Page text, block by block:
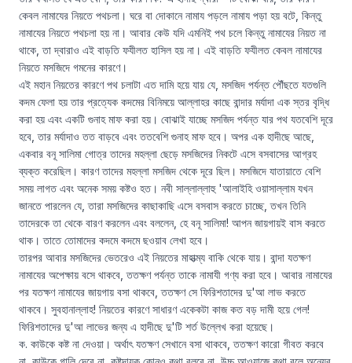
কেবল নামাযের নিয়তে পথচলা। ঘরে বা দোকানে নামায পড়লে নামায পড়া হয় বটে, কিন্তু
নামাযের নিয়তে পথচলা হয় না। আবার কেউ যদি এমনিই পথ চলে কিন্তু নামাযের নিয়ত না
থাকে, তা দ্বারাও এই বাড়তি ফযীলত হাসিল হয় না। এই বাড়তি ফযীলত কেবল নামাযের
নিয়তে মসজিদে গমনের কারণে।
এই মহান নিয়তের কারণে পথ চলাটা এত দামি হয়ে যায় যে, মসজিদ পর্যন্ত পৌঁছতে যতগুলি
কদম ফেলা হয় তার প্রত্যেক কদমের বিনিময়ে আল্লাহর কাছে বান্দার মর্যাদা এক স্তর বৃদ্ধি
করা হয় এবং একটি গুনাহ মাফ করা হয়। বোঝাই যাচ্ছে মসজিদ পর্যন্ত যার পথ যতবেশি দূরে
হবে, তার মর্যাদাও তত বাড়বে এবং ততবেশি গুনাহ মাফ হবে। অপর এক হাদীছে আছে,
একবার বনূ সালিমা গোত্র তাদের মহল্লা ছেড়ে মসজিদের নিকটে এসে বসবাসের আগ্রহ
ব্যক্ত করেছিল। কারণ তাদের মহল্লা মসজিদ থেকে দূরে ছিল। মসজিদে যাতায়াতে বেশি
সময় লাগত এবং অনেক সময় কষ্টও হত। নবী সাল্লাল্লাহু 'আলাইহি ওয়াসাল্লাম যখন
জানতে পারলেন যে, তারা মসজিদের কাছাকাছি এসে বসবাস করতে চাচ্ছে, তখন তিনি
তাদেরকে তা থেকে বারণ করলেন এবং বললেন, হে বনূ সালিমা! আপন জায়গায়ই বাস করতে
থাক। তাতে তোমাদের কদমে কদমে ছওয়াব লেখা হবে।
তারপর আবার মসজিদের ভেতরেও এই নিয়তের মাহাত্ম্য বাকি থেকে যায়। বান্দা যতক্ষণ
নামাযের অপেক্ষায় বসে থাকবে, ততক্ষণ পর্যন্ত তাকে নামাযী গণ্য করা হবে। আবার নামাযের
পর যতক্ষণ নামাযের জায়গায় বসা থাকবে, ততক্ষণ সে ফিরিশতাদের দু'আ লাভ করতে
থাকবে। সুবহানাল্লাহ! নিয়তের কারণে সাধারণ একেকটা কাজ কত বড় দামী হয়ে গেল!
ফিরিশতাদের দু'আ লাভের জন্য এ হাদীছে দু'টি শর্ত উল্লেখ করা হয়েছে।
ক. কাউকে কষ্ট না দেওয়া। অর্থাৎ যতক্ষণ সেখানে বসা থাকবে, ততক্ষণ কারো গীবত করবে